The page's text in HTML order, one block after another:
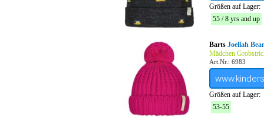
Größen auf Lager:
55 / 8 yrs and up
Barts Joellah
Mädchen
Art.Nr.: 6983
Größen auf Lager:
53-55